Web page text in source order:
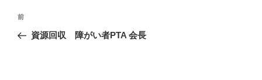
投
ナ
前
の
前
資源回収 障がい者PTA 会長